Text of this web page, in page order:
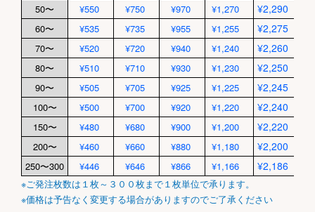
50〜 ¥550 ¥750 ¥970 ¥1,270 ¥2,290
60〜 ¥535 ¥735 ¥955 ¥1,255 ¥2,275
70〜 ¥520 ¥720 ¥940 ¥1,240 ¥2,260
80〜 ¥510 ¥710 ¥930 ¥1,230 ¥2,250
90〜 ¥505 ¥705 ¥925 ¥1,225 ¥2,245
100〜 ¥500 ¥700 ¥920 ¥1,220 ¥2,240
150〜 ¥480 ¥680 ¥900 ¥1,200 ¥2,220
200〜 ¥460 ¥660 ¥880 ¥1,180 ¥2,200
250〜300 ¥446 ¥646 ¥866 ¥1,166 ¥2,186
※ご発注枚数は１枚～３００枚まで１枚単位で承ります。
※価格は予告なく変更する場合がありますのでご了承ください